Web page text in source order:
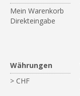
Mein Warenkorb
Direkteingabe
Währungen
> CHF